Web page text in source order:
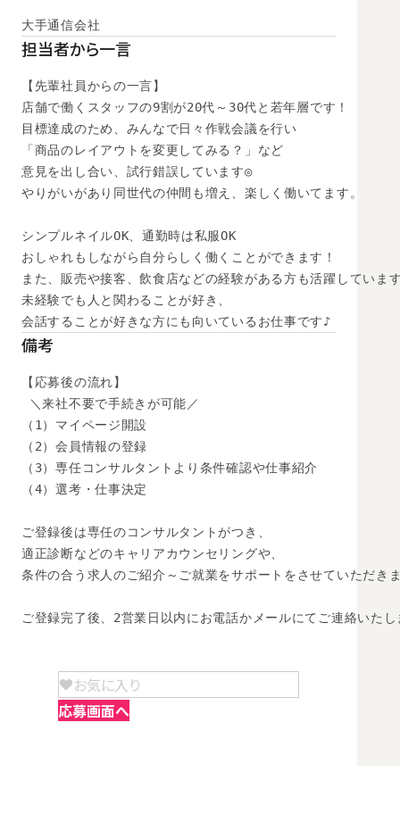
大手通信会社
担当者から一言
【先輩社員からの一言】
店舗で働くスタッフの9割が20代～30代と若年層です！
目標達成のため、みんなで日々作戦会議を行い
「商品のレイアウトを変更してみる？」など
意見を出し合い、試行錯誤しています◎
やりがいがあり同世代の仲間も増え、楽しく働いてます。
シンプルネイルOK、通勤時は私服OK
おしゃれもしながら自分らしく働くことができます！
また、販売や接客、飲食店などの経験がある方も活躍していま
未経験でも人と関わることが好き、
会話することが好きな方にも向いているお仕事です♪
備考
【応募後の流れ】
＼来社不要で手続きが可能／
（1）マイページ開設
（2）会員情報の登録
（3）専任コンサルタントより条件確認や仕事紹介
（4）選考・仕事決定
ご登録後は専任のコンサルタントがつき、
適正診断などのキャリアカウンセリングや、
条件の合う求人のご紹介～ご就業をサポートをさせていただき
ご登録完了後、2営業日以内にお電話かメールにてご連絡いたし
お気に入り
応募画面へ